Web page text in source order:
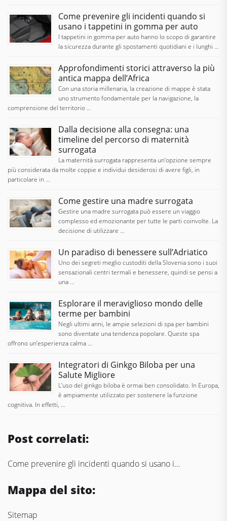
Come prevenire gli incidenti quando si
usano i tappetini in gomma per auto
I tappetini in gomma per auto hanno lo scopo di garantire
la sicurezza durante gli spostamenti quotidiani e i lunghi …
Approfondimenti storici attraverso la più
antica mappa dell’Africa
Con una storia millenaria, la creazione di mappe è stata
uno strumento fondamentale per la navigazione, la
comprensione del territorio …
Dalla decisione alla consegna: una
timeline del percorso di maternità
surrogata
La maternità surrogata rappresenta un’opzione sempre
più considerata da molte coppie e individui desiderosi di avere figli, in
particolare in …
Come gestire una madre surrogata
Gestire una madre surrogata può essere un viaggio
complesso ed emozionante per tutte le parti coinvolte. La
decisione di utilizzare …
Un paradiso di benessere sull’Adriatico
Uno dei segreti meglio custoditi della Slovenia sono i suoi
sensazionali centri termali e benessere, quindi se pensi a
una …
Esplorare il meraviglioso mondo delle
terme per bambini
Negli ultimi anni, le ampie selezioni di spa per bambini
sono diventate una tendenza popolare. Queste spa
offrono un’esperienza calma …
Integratori di Ginkgo Biloba per una
Salute Migliore
L’uso del ginkgo biloba è ormai ben consolidato. In Europa,
è ampiamente utilizzato per sostenere la funzione
cognitiva. In effetti, …
Post correlati:
Come prevenire gli incidenti quando si usano i…
Mappa del sito:
Sitemap